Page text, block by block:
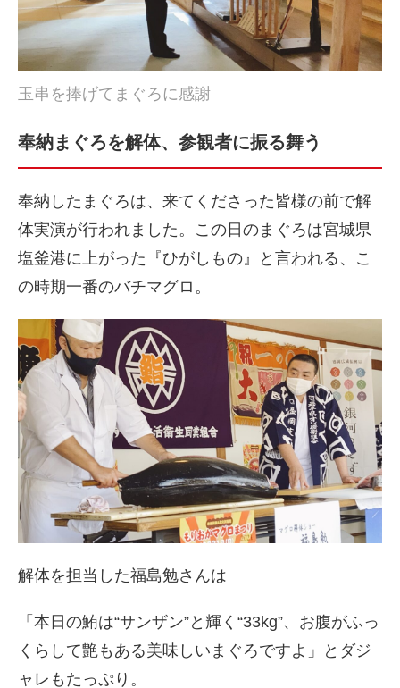
玉串を捧げてまぐろに感謝
奉納まぐろを解体、参観者に振る舞う
奉納したまぐろは、来てくださった皆様の前で解
体実演が行われました。この日のまぐろは宮城県
塩釜港に上がった『ひがしもの』と言われる、こ
の時期一番のバチマグロ。
解体を担当した福島勉さんは
「本日の鮪は“サンザン”と輝く“33kg”、お腹がふっ
くらして艶もある美味しいまぐろですよ」とダジ
ャレもたっぷり。